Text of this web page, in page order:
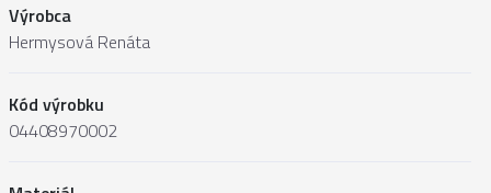
Výrobca
Hermysová Renáta
Kód výrobku
04408970002